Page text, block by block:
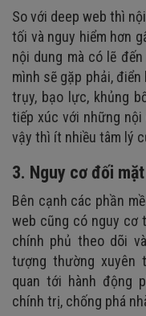
So với deep web thì
tối và nguy hiểm hơn
nội dung mà có lẽ
mình sẽ gặp phải,
trụy, bạo lực, khủng
tiếp xúc với những
vậy thì ít nhiều tâm lý
3. Nguy cơ đối
Bên cạnh các phần
web cũng có nguy cơ
chính phủ theo dõi
tượng thường xuyên
quan tới hành động
chính trị, chống phá